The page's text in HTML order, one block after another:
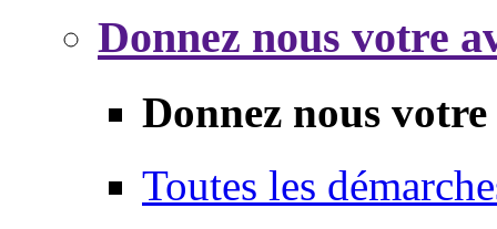
Donnez nous votre
Donnez nous
Toutes les